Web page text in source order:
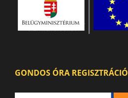
GONDOS ÓRA REGISZTRÁCIÓ